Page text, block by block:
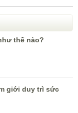
thế nào?
giới duy trì sức